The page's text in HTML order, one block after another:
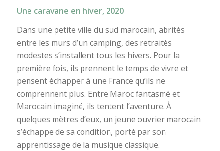
Une caravane en hiver, 2020
Dans une petite ville du sud marocain, abrités
entre les murs d’un camping, des retraités
modestes s’installent tous les hivers. Pour la
première fois, ils prennent le temps de vivre et
pensent échapper à une France qu’ils ne
comprennent plus. Entre Maroc fantasmé et
Marocain imaginé, ils tentent l’aventure. À
quelques mètres d’eux, un jeune ouvrier marocain
s’échappe de sa condition, porté par son
apprentissage de la musique classique.